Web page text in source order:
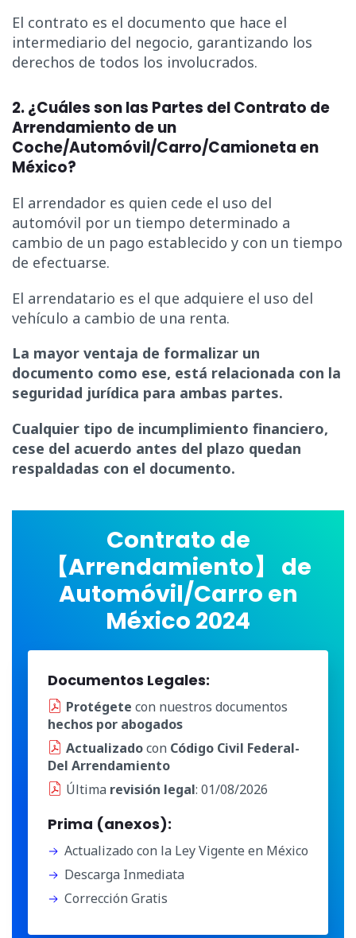
El contrato es el documento que hace el
intermediario del negocio, garantizando los
derechos de todos los involucrados.
2. ¿Cuáles son las Partes del Contrato de
Arrendamiento de un
Coche/Automóvil/Carro/Camioneta en
México?
El arrendador es quien cede el uso del
automóvil por un tiempo determinado a
cambio de un pago establecido y con un tiempo
de efectuarse.
El arrendatario es el que adquiere el uso del
vehículo a cambio de una renta.
La mayor ventaja de formalizar un
documento como ese, está relacionada con la
seguridad jurídica para ambas partes.
Cualquier tipo de incumplimiento financiero,
cese del acuerdo antes del plazo quedan
respaldadas con el documento.
Contrato de
【Arrendamiento】 de
Automóvil/Carro en
México 2024
Documentos Legales:
Protégete con nuestros documentos
hechos por abogados
Actualizadocon Código Civil Federal-
Del Arrendamiento
Última revisión legal: 01/08/2026
Prima (anexos):
Actualizado con la Ley Vigente en México
Descarga Inmediata
Corrección Gratis